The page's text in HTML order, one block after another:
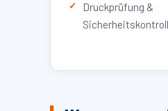
Druckprüfung &